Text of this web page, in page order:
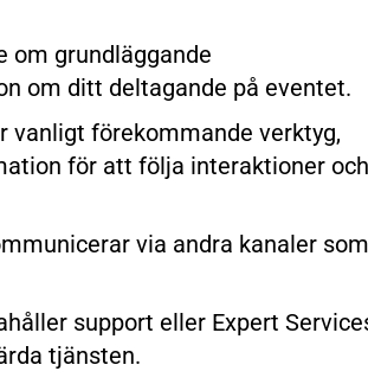
om grundläggande
om ditt deltagande på eventet.
vanligt förekommande verktyg,
för att följa interaktioner och
via andra kanaler som
support eller Expert
tjänsten.